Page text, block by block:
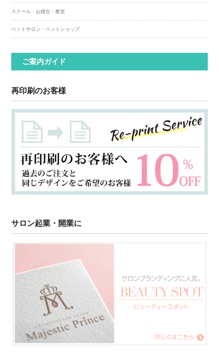
スクール・お稽古・教室
ペットサロン・ペットショップ
ご案内ガイド
再印刷のお客様
サロン起業・開業に